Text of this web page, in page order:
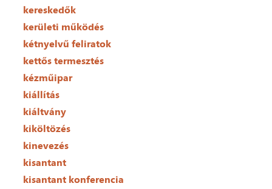
kereskedők
kerületi működés
kétnyelvű feliratok
kettős termesztés
kézműipar
kiállítás
kiáltvány
kiköltözés
kinevezés
kisantant
kisantant konferencia